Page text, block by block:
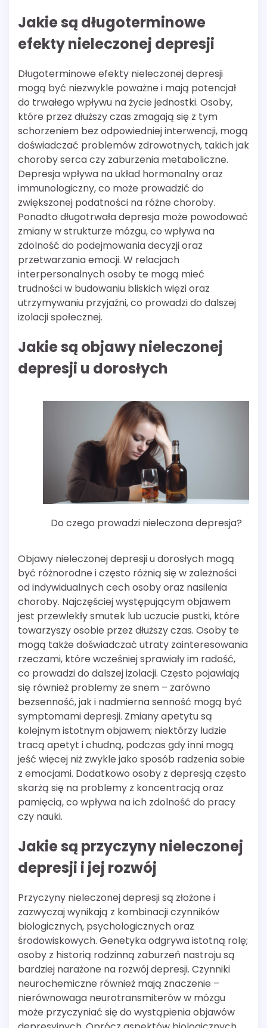
Jakie są długoterminowe
efekty nieleczonej depresji
Długoterminowe efekty nieleczonej depresji
mogą być niezwykle poważne i mają potencjał
do trwałego wpływu na życie jednostki. Osoby,
które przez dłuższy czas zmagają się z tym
schorzeniem bez odpowiedniej interwencji, mogą
doświadczać problemów zdrowotnych, takich jak
choroby serca czy zaburzenia metaboliczne.
Depresja wpływa na układ hormonalny oraz
immunologiczny, co może prowadzić do
zwiększonej podatności na różne choroby.
Ponadto długotrwała depresja może powodować
zmiany w strukturze mózgu, co wpływa na
zdolność do podejmowania decyzji oraz
przetwarzania emocji. W relacjach
interpersonalnych osoby te mogą mieć
trudności w budowaniu bliskich więzi oraz
utrzymywaniu przyjaźni, co prowadzi do dalszej
izolacji społecznej.
Jakie są objawy nieleczonej
depresji u dorosłych
Do czego prowadzi nieleczona depresja?
Objawy nieleczonej depresji u dorosłych mogą
być różnorodne i często różnią się w zależności
od indywidualnych cech osoby oraz nasilenia
choroby. Najczęściej występującym objawem
jest przewlekły smutek lub uczucie pustki, które
towarzyszy osobie przez dłuższy czas. Osoby te
mogą także doświadczać utraty zainteresowania
rzeczami, które wcześniej sprawiały im radość,
co prowadzi do dalszej izolacji. Często pojawiają
się również problemy ze snem – zarówno
bezsenność, jak i nadmierna senność mogą być
symptomami depresji. Zmiany apetytu są
kolejnym istotnym objawem; niektórzy ludzie
tracą apetyt i chudną, podczas gdy inni mogą
jeść więcej niż zwykle jako sposób radzenia sobie
z emocjami. Dodatkowo osoby z depresją często
skarżą się na problemy z koncentracją oraz
pamięcią, co wpływa na ich zdolność do pracy
czy nauki.
Jakie są przyczyny nieleczonej
depresji i jej rozwój
Przyczyny nieleczonej depresji są złożone i
zazwyczaj wynikają z kombinacji czynników
biologicznych, psychologicznych oraz
środowiskowych. Genetyka odgrywa istotną rolę;
osoby z historią rodzinną zaburzeń nastroju są
bardziej narażone na rozwój depresji. Czynniki
neurochemiczne również mają znaczenie –
nierównowaga neurotransmiterów w mózgu
może przyczyniać się do wystąpienia objawów